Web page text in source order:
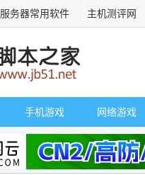
服务器常用软件 主机测评网
手机游戏 网络游戏